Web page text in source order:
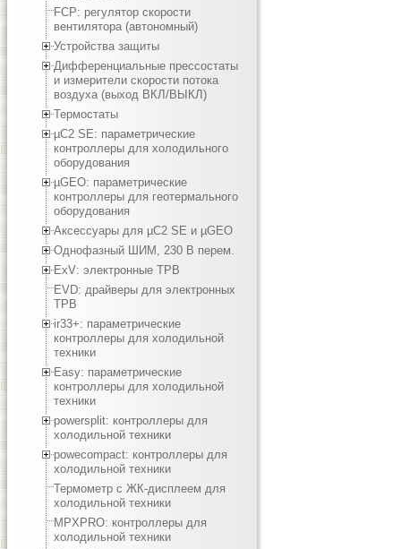
FCP: регулятор скорости
вентилятора (автономный)
Устройства защиты
Дифференциальные прессостаты
и измерители скорости потока
воздуха (выход ВКЛ/ВЫКЛ)
Термостаты
µC2 SE: параметрические
контроллеры для холодильного
оборудования
µGEO: параметрические
контроллеры для геотермального
оборудования
Аксессуары для µC2 SE и µGEO
Однофазный ШИМ, 230 В перем.
ExV: электронные ТРВ
EVD: драйверы для электронных
ТРВ
ir33+: параметрические
контроллеры для холодильной
техники
Easy: параметрические
контроллеры для холодильной
техники
powersplit: контроллеры для
холодильной техники
powecompact: контроллеры для
холодильной техники
Термометр с ЖК-дисплеем для
холодильной техники
MPXPRO: контроллеры для
холодильной техники